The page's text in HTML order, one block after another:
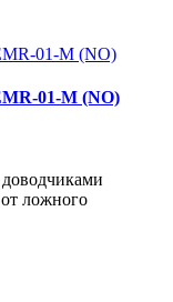
01-M (NO)
ложного